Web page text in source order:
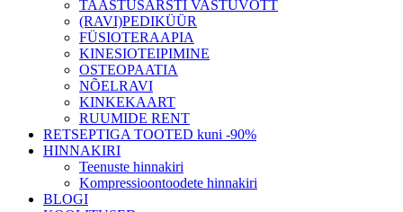
TAASTUSARSTI VASTUVÕTT
(RAVI)PEDIKÜÜR
FÜSIOTERAAPIA
KINESIOTEIPIMINE
OSTEOPAATIA
NÕELRAVI
KINKEKAART
RUUMIDE RENT
RETSEPTIGA TOOTED kuni -90%
HINNAKIRI
Teenuste hinnakiri
Kompressioontoodete hinnakiri
BLOGI